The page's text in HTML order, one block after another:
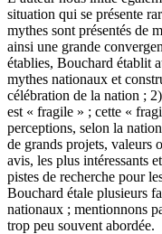
situation qui se présente
mythes sont présentés de
ainsi une grande
établies, Bouchard établit
mythes nationaux et
célébration de la nation ;
est « fragile » ; cette «
perceptions, selon la
de grands projets, valeurs
avis, les plus intéressants
pistes de recherche pour
Bouchard étale plusieurs
nationaux ; mentionnons
trop peu souvent abordée.